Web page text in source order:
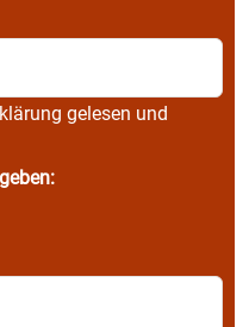
gelesen und